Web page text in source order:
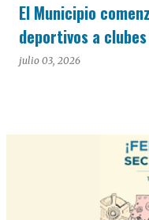
El Municipio
deportivos a
julio 03, 2026